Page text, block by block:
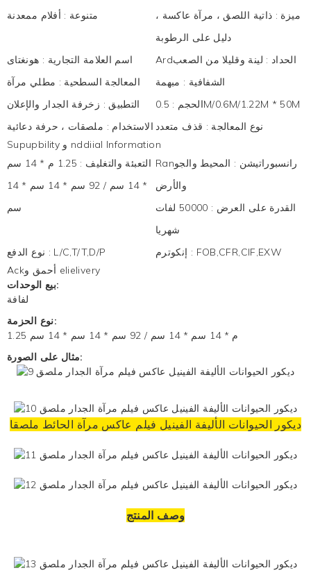
متنوعة : أفلام ممعدنة ميزة : ذاتية اللصق ، مرآة عاكسة ،
دليل على الرطوبة
اسم العلامة التجارية : هونغتاى Ardالحداد : لينة وقليلا من الصعب
المعالجة السطحية : مطلي مرآة الشفافية : مبهمة
التطبيق : زخرفة الجدار والإعلان الحجم :
0.5M/0.6M/1.22M * 50M
الاستخدام : ملصقات ، حرفة دعائية نوع المعالجة : قذف متعدد
Supupbility و nddiial Information
التعبئة والتغليف :
1.25 م * 14 سم
* 14 سم / 92 سم * 14 سم * 14
سم
Ranرانسبوراتيشن : المحيط والجو
والأرض
القدرة على العرض :
50000 لفات
شهريا
: L/C,T/T,D/P : FOB,CFR,CIF,EXW
Ackأحمق و elielivery
بيع الوحدات:
لفافة
نوع الحزمة:
1.25 م * 14 سم * 14 سم / 92 سم * 14 سم * 14 سم
مثال على الصورة:
ديكور الحيوانات الأليفة الفينيل فيلم عاكس مرآة الحائط ملصقا
وصف المنتج